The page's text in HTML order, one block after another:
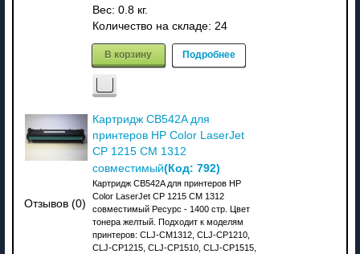
Вес: 0.8 кг.
Количество на складе: 24
В корзину Подробнее
Отзывов (0)
Картридж CB542A для
принтеров HP Color LaserJet
CP 1215 CM 1312
совместимый(Код: 792)
Картридж CB542A для принтеров HP
Color LaserJet CP 1215 CM 1312
совместимый Ресурс - 1400 стр. Цвет
тонера желтый. Подходит к моделям
принтеров: CLJ-CM1312, CLJ-CP1210,
CLJ-CP1215, CLJ-CP1510, CLJ-CP1515,